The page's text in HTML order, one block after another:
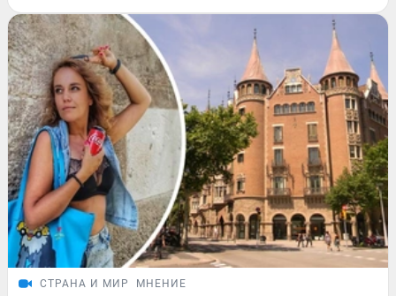
СТРАНА И МИР МНЕНИЕ